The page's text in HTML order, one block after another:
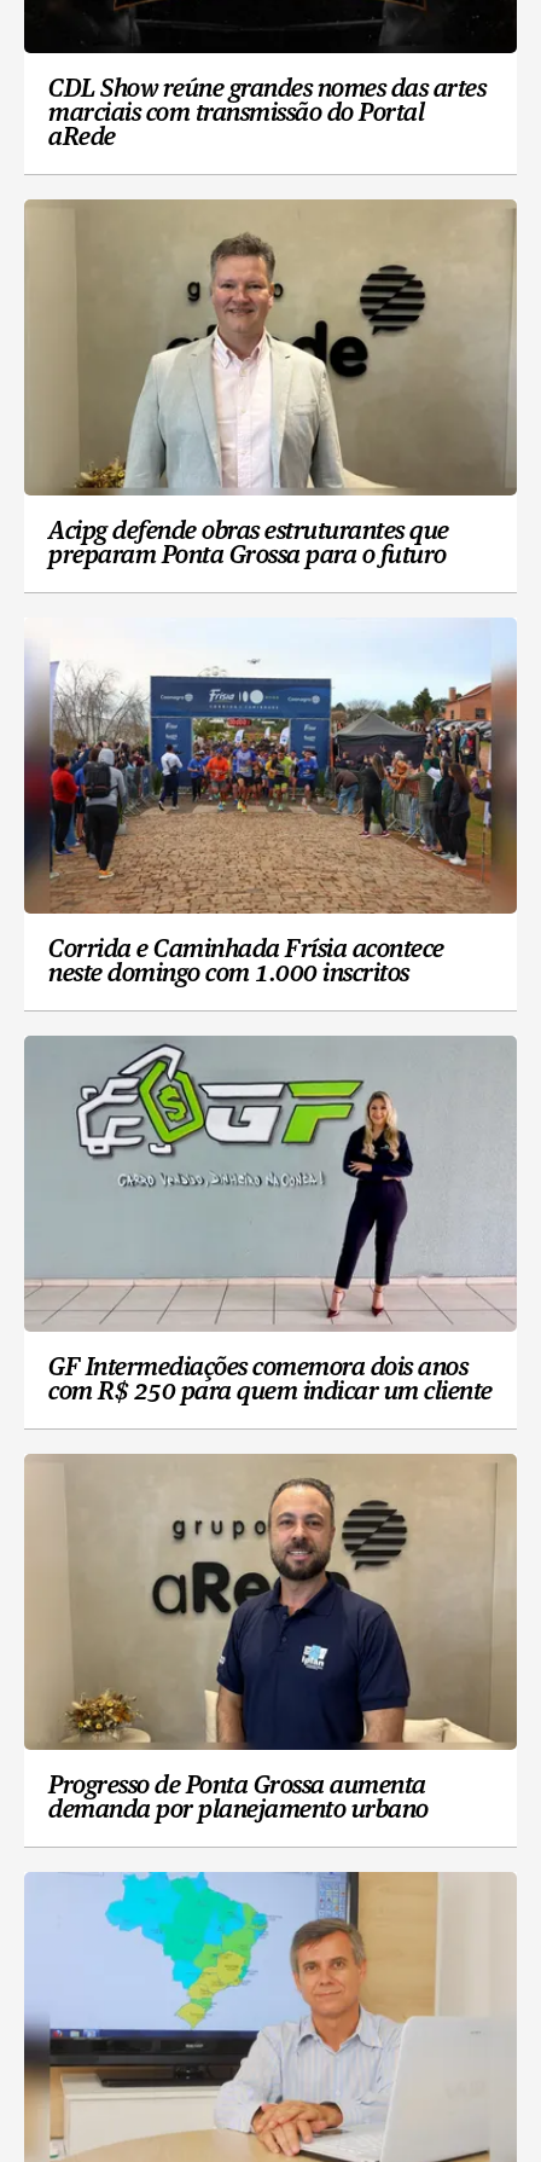
CDL Show reúne grandes nomes das artes
marciais com transmissão do Portal
aRede
Acipg defende obras estruturantes que
preparam Ponta Grossa para o futuro
Corrida e Caminhada Frísia acontece
neste domingo com 1.000 inscritos
GF Intermediações comemora dois anos
com R$ 250 para quem indicar um cliente
Progresso de Ponta Grossa aumenta
demanda por planejamento urbano